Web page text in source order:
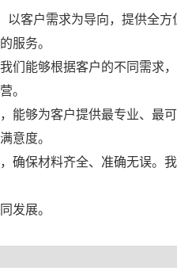
客户需求为导向，提供全
服务。
能够根据客户的不同需求
。
能够为客户提供最专业、最
意度。
确保材料齐全、准确无误。
发展。